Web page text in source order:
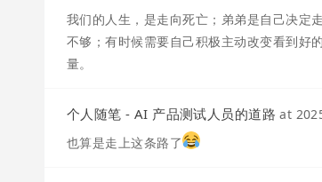
我们的人生，是走向死亡；弟弟是自己决定
不够；有时候需要自己积极主动改变看到好
量。
个人随笔 - AI 产品测试人员的道路 at
也算是走上这条路了